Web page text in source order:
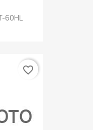
60HL
favorite_border